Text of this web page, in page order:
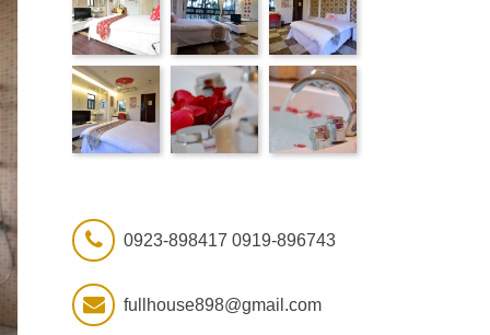
0923-898417 0919-896743
fullhouse898@gmail.com